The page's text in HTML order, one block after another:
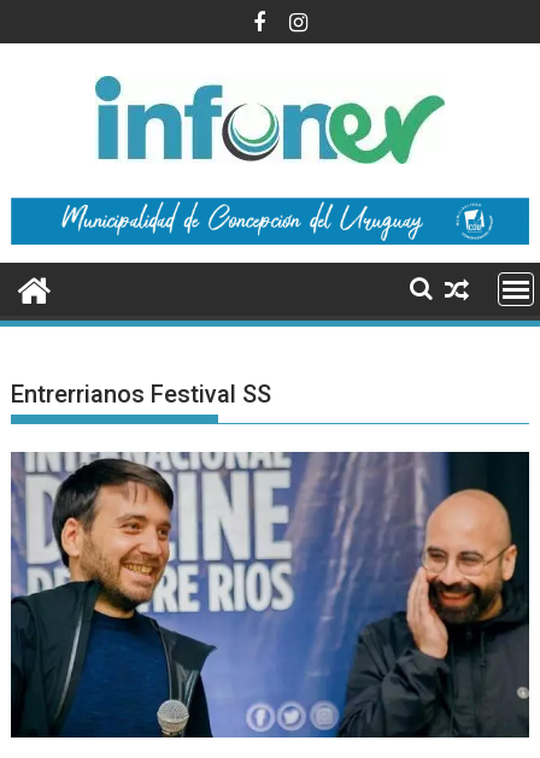
al
Entrerrianos Festival SS